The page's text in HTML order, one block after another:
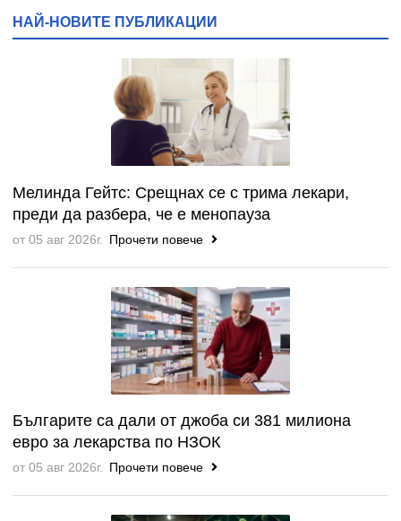
НАЙ-НОВИТЕ ПУБЛИКАЦИИ
Мелинда Гейтс: Срещнах се с трима лекари,
преди да разбера, че е менопауза
от 05 авг 2026г. Прочети повече
Българите са дали от джоба си 381 милиона
евро за лекарства по НЗОК
от 05 авг 2026г. Прочети повече